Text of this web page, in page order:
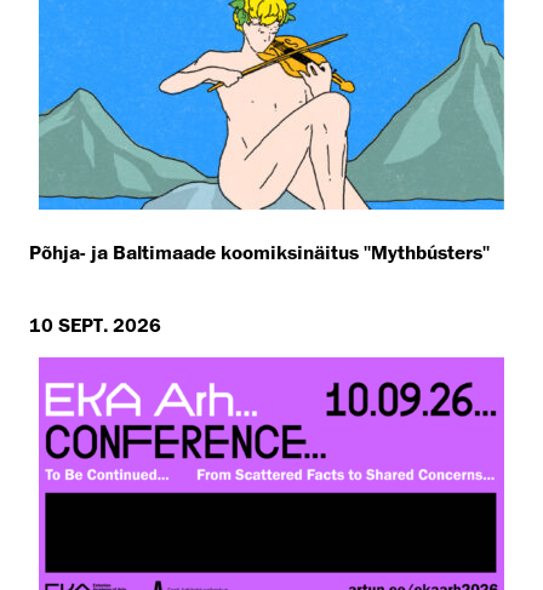
Põhja- ja Baltimaade koomiksinäitus ''Mythbústers''
10 SEPT. 2026